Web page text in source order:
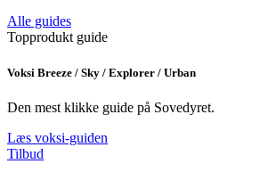
Alle guides
Topprodukt guide
Voksi Breeze / Sky / Explorer / Urban
Den mest klikke guide på Sovedyret.
Læs voksi-guiden
Tilbud